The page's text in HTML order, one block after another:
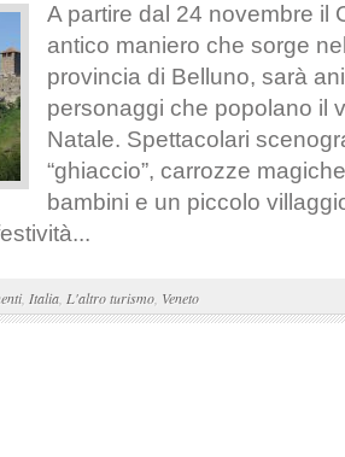
A partire dal 24 novembre il
antico maniero che sorge
provincia di Belluno, sarà
personaggi che popolano il
Natale. Spettacolari
“ghiaccio”, carrozze
bambini e un piccolo
, Italia L'altro turismo Veneto